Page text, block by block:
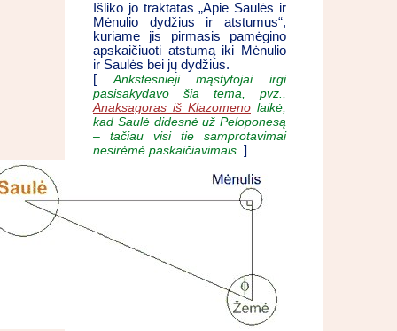
Išliko jo traktatas „Apie Saulės ir
Mėnulio dydžius ir atstumus“,
kuriame jis pirmasis pamėgino
apskaičiuoti atstumą iki Mėnulio
ir Saulės bei jų dydžius.
[Ankstesnieji mąstytojai irgi
pasisakydavo šia tema, pvz.,
Anaksagoras iš Klazomeno laikė,
kad Saulė didesnė už Peloponesą
– tačiau visi tie samprotavimai
nesirėmė paskaičiavimais. ]